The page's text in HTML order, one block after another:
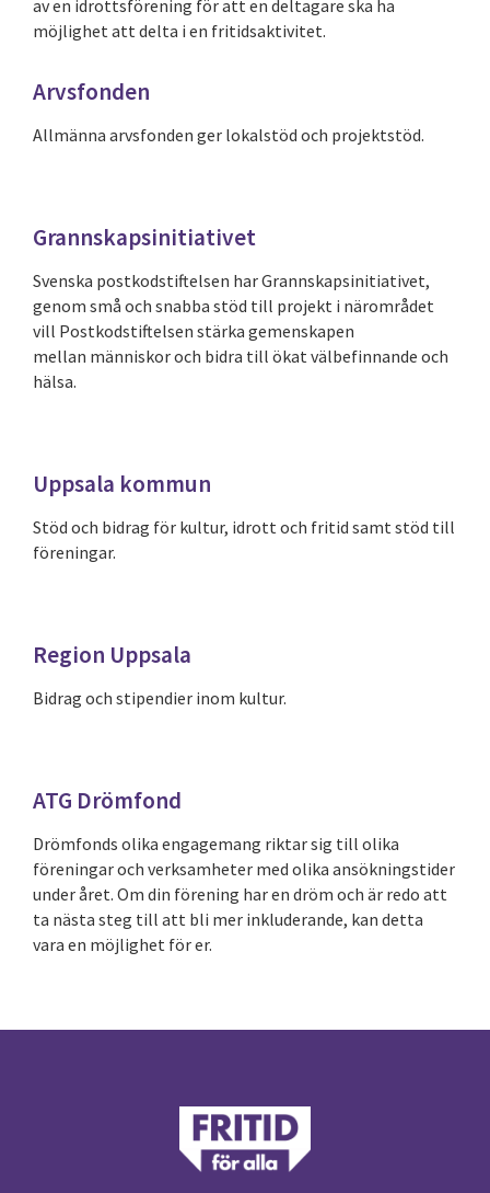
av en idrottsförening för att en deltagare ska ha
möjlighet att delta i en fritidsaktivitet.
Arvsfonden
Allmänna arvsfonden ger lokalstöd och projektstöd.
Grannskapsinitiativet
Svenska postkodstiftelsen har Grannskapsinitiativet,
genom små och snabba stöd till projekt i närområdet
vill Postkodstiftelsen stärka gemenskapen
mellan människor och bidra till ökat välbefinnande och
hälsa.
Uppsala kommun
Stöd och bidrag för kultur, idrott och fritid samt stöd till
föreningar.
Region Uppsala
Bidrag och stipendier inom kultur.
ATG Drömfond
Drömfonds olika engagemang riktar sig till olika
föreningar och verksamheter med olika ansökningstider
under året. Om din förening har en dröm och är redo att
ta nästa steg till att bli mer inkluderande, kan detta
vara en möjlighet för er.